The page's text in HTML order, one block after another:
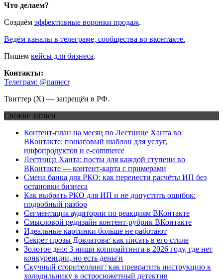
Что делаем?
Создаём эффективные воронки продаж.
Ведём каналы в телеграме, сообщества во вконтакте.
Пишем кейсы для бизнеса.
Контакты:
Телеграм: @namecr
Твиттер (Х) — запрещён в РФ.
Свежие записи
Контент-план на месяц по Лестнице Ханта во
ВКонтакте: пошаговый шаблон для услуг,
инфопродуктов и e-commerce
Лестница Ханта: посты для каждой ступени во
ВКонтакте — контент-карта с примерами
Смена банка для РКО: как перенести расчёты ИП без
остановки бизнеса
Как выбрать РКО для ИП и не допустить ошибок:
подробный разбор
Сегментация аудитории по реакциям ВКонтакте
Смысловой редизайн контент-рубрик ВКонтакте
Идеальные картинки больше не работают
Секрет прозы Довлатова: как писать в его стиле
Золотое дно: 3 ниши копирайтинга в 2026 году, где нет
конкуренции, но есть деньги
Скучный сторителлинг: как превратить инструкцию к
холодильнику в остросюжетный детектив